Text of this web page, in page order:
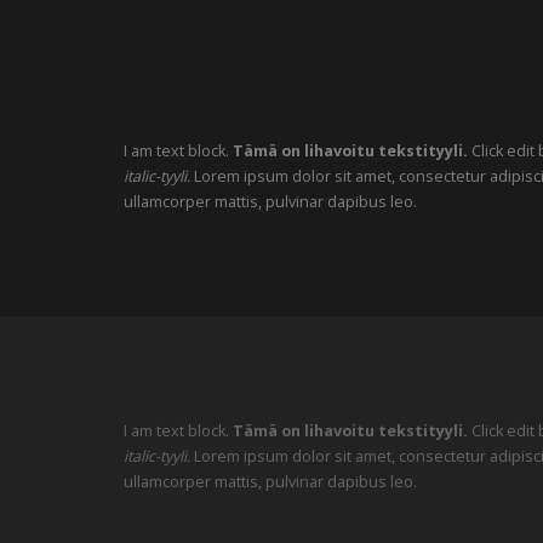
I am text block. Tämä on lihavoitu tekstityyli. Click
italic-tyyli. Lorem ipsum dolor sit amet, consectetur
ullamcorper mattis, pulvinar dapibus leo.
I am text block. Tämä on lihavoitu tekstityyli. Click
italic-tyyli. Lorem ipsum dolor sit amet, consectetur
ullamcorper mattis, pulvinar dapibus leo.